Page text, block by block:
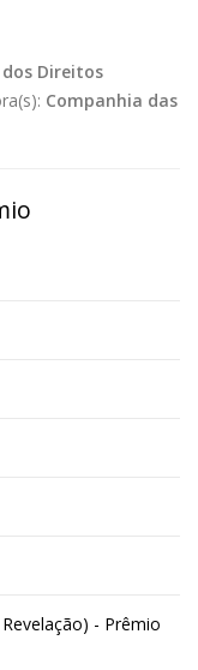
Direitos
Companhia das
- Prêmio